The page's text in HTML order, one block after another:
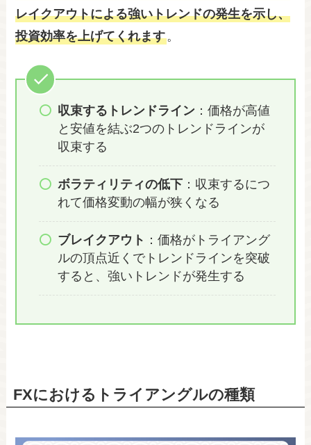
レイクアウトによる強いトレンドの発生を示し、
投資効率を上げてくれます。
収束するトレンドライン：価格が高値
と安値を結ぶ2つのトレンドラインが
収束する
ボラティリティの低下：収束するにつ
れて価格変動の幅が狭くなる
ブレイクアウト ：価格がトライアング
ルの頂点近くでトレンドラインを突破
すると、強いトレンドが発生する
FXにおけるトライアングルの種類